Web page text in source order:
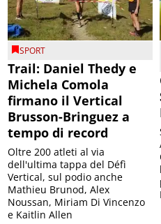
SPORT
Trail: Daniel Thedy e
Michela Comola
firmano il Vertical
Brusson-Bringuez a
tempo di record
Oltre 200 atleti al via
dell'ultima tappa del Défì
Vertical, sul podio anche
Mathieu Brunod, Alex
Noussan, Miriam Di Vincenzo
e Kaitlin Allen